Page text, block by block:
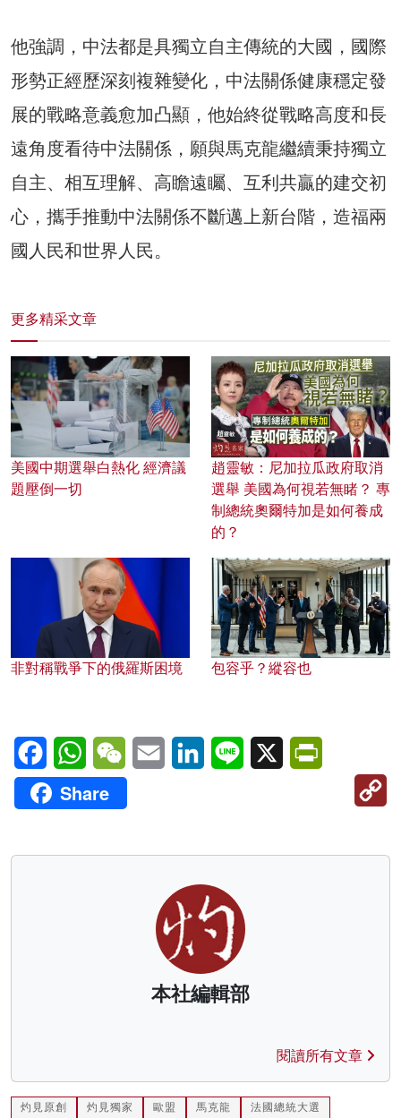
他強調，中法都是具獨立自主傳統的大國，國際
形勢正經歷深刻複雜變化，中法關係健康穩定發
展的戰略意義愈加凸顯，他始終從戰略高度和長
遠角度看待中法關係，願與馬克龍繼續秉持獨立
自主、相互理解、高瞻遠矚、互利共贏的建交初
心，攜手推動中法關係不斷邁上新台階，造福兩
國人民和世界人民。
更多精采文章
美國中期選舉白熱化 經濟議
題壓倒一切
趙靈敏：尼加拉瓜政府取消
選舉 美國為何視若無睹？ 專
制總統奧爾特加是如何養成
的？
非對稱戰爭下的俄羅斯困境 包容乎？縱容也
FacebookWhatsAppWeChatEmail LinkedInLine X
Share
本社編輯部
閱讀所有文章
灼見原創 灼見獨家 歐盟 馬克龍 法國總統大選